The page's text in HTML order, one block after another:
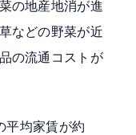
の地産地消が進
などの野菜が近
の流通コストが
平均家賃が約